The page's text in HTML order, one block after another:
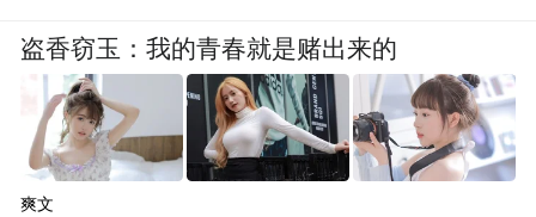
盗香窃玉：我的青春就是赌出来的
爽文